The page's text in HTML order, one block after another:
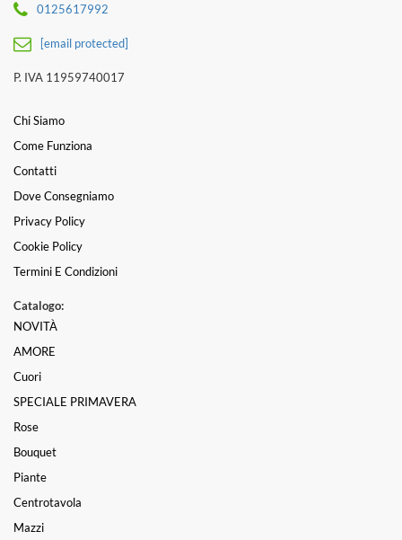
0125617992
[email protected]
P. IVA 11959740017
Chi Siamo
Come Funziona
Contatti
Dove Consegniamo
Privacy Policy
Cookie Policy
Termini E Condizioni
Catalogo:
NOVITÀ
AMORE
Cuori
SPECIALE PRIMAVERA
Rose
Bouquet
Piante
Centrotavola
Mazzi